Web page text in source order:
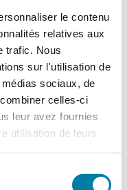
le contenu
relatives aux
trafic. Nous
sur l'utilisation de
sociaux, de
celles-ci
leur avez fournies
utilisation de leurs